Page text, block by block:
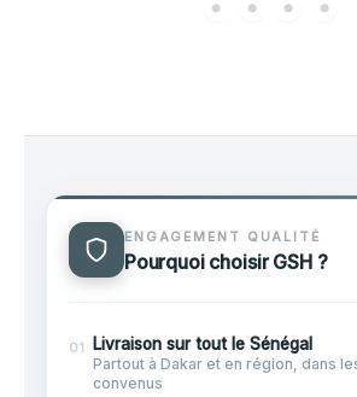
ENGAGEMENT QUALITÉ
Pourquoi choisir GSH ?
01 Livraison sur tout le Sénégal
Partout à Dakar et en région, dans
convenus